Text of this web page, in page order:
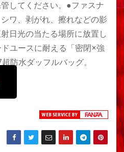
してください。●ファスナ
ワ、剥がれ、擦れなどの影
日光の当たる場所に放置し
ユースに耐える「密閉×強
防水ダッフルバッグ。